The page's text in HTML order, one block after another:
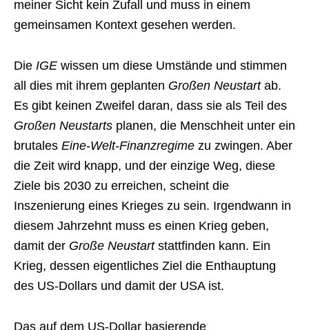
meiner Sicht kein Zufall und muss in einem
gemeinsamen Kontext gesehen werden.
Die IGE wissen um diese Umstände und stimmen
all dies mit ihrem geplanten Großen Neustartab.
Es gibt keinen Zweifel daran, dass sie als Teil des
Großen Neustarts planen, die Menschheit unter ein
brutales Eine-Welt-Finanzregime zu zwingen. Aber
die Zeit wird knapp, und der einzige Weg, diese
Ziele bis 2030 zu erreichen, scheint die
Inszenierung eines Krieges zu sein. Irgendwann in
diesem Jahrzehnt muss es einen Krieg geben,
damit der Große Neustartstattfinden kann. Ein
Krieg, dessen eigentliches Ziel die Enthauptung
des US-Dollars und damit der USA ist.
Das auf dem US-Dollar basierende